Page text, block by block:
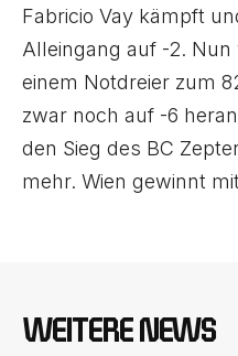
Fabricio Vay kämpft
Alleingang auf -2.
einem Notdreier zum
zwar noch auf -6
den Sieg des BC
mehr. Wien gewinnt
WEITERE NEWS